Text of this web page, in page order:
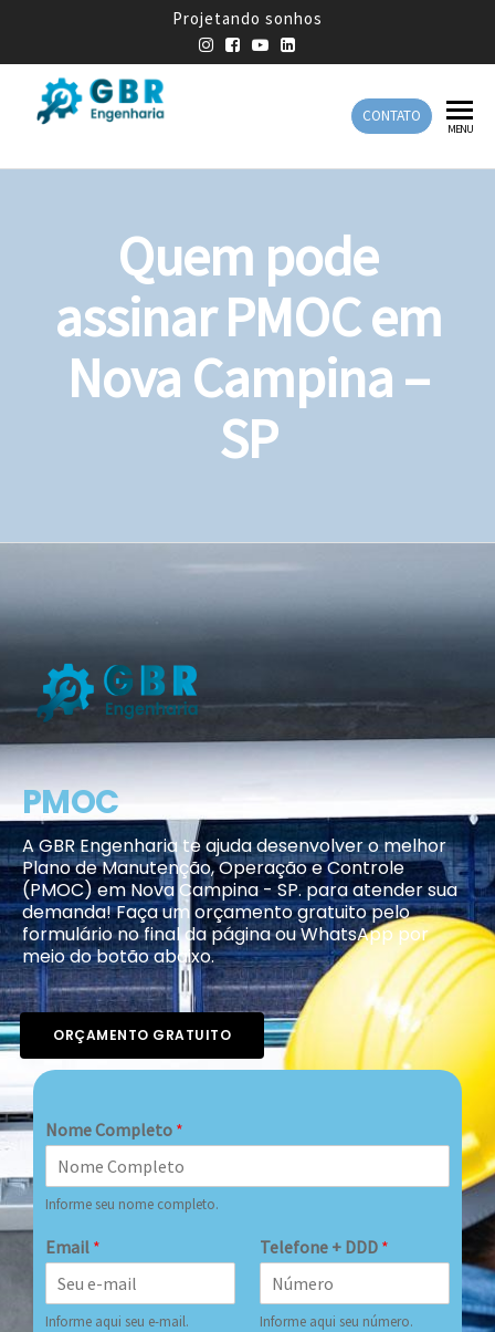
Projetando sonhos
Engenharia
Engenharia
CONTATO
MENU
Quem pode
assinar PMOC em
Nova Campina –
SP
PMOC
A GBR Engenharia te ajuda desenvolver o melhor
Plano de Manutenção, Operação e Controle
(PMOC) em Nova Campina - SP. para atender sua
demanda! Faça um orçamento gratuito pelo
formulário no final da página ou WhatsApp por
meio do botão abaixo.
ORÇAMENTO GRATUITO
Nome Completo *
Informe seu nome completo.
Email *
Informe aqui seu e-mail.
Telefone + DDD *
Informe aqui seu número.